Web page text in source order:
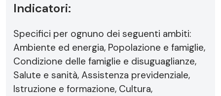
Indicatori:
Specifici per ognuno dei seguenti ambiti:
Ambiente ed energia, Popolazione e famiglie,
Condizione delle famiglie e disuguaglianze,
Salute e sanità, Assistenza previdenziale,
Istruzione e formazione, Cultura,